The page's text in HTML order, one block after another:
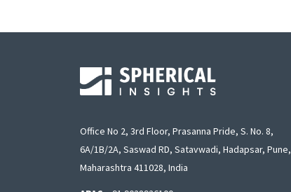
Office No 2, 3rd Floor, Prasanna Pride, S. No. 8,
6A/1B/2A, Saswad RD, Satavwadi, Hadapsar, Pune,
Maharashtra 411028, India